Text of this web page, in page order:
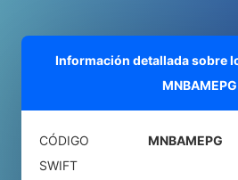
Información detallada sobre
MNBAMEPG
CÓDIGO
SWIFT
MNBAMEPG